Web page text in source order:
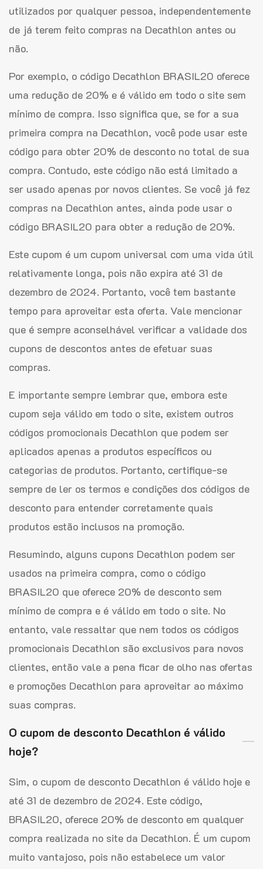
utilizados por qualquer pessoa, independentemente
de já terem feito compras na Decathlon antes ou
não.
Por exemplo, o código Decathlon BRASIL20 oferece
uma redução de 20% e é válido em todo o site sem
mínimo de compra. Isso significa que, se for a sua
primeira compra na Decathlon, você pode usar este
código para obter 20% de desconto no total de sua
compra. Contudo, este código não está limitado a
ser usado apenas por novos clientes. Se você já fez
compras na Decathlon antes, ainda pode usar o
código BRASIL20 para obter a redução de 20%.
Este cupom é um cupom universal com uma vida útil
relativamente longa, pois não expira até 31 de
dezembro de 2024. Portanto, você tem bastante
tempo para aproveitar esta oferta. Vale mencionar
que é sempre aconselhável verificar a validade dos
cupons de descontos antes de efetuar suas
compras.
E importante sempre lembrar que, embora este
cupom seja válido em todo o site, existem outros
códigos promocionais Decathlon que podem ser
aplicados apenas a produtos específicos ou
categorias de produtos. Portanto, certifique-se
sempre de ler os termos e condições dos códigos de
desconto para entender corretamente quais
produtos estão inclusos na promoção.
Resumindo, alguns cupons Decathlon podem ser
usados na primeira compra, como o código
BRASIL20 que oferece 20% de desconto sem
mínimo de compra e é válido em todo o site. No
entanto, vale ressaltar que nem todos os códigos
promocionais Decathlon são exclusivos para novos
clientes, então vale a pena ficar de olho nas ofertas
e promoções Decathlon para aproveitar ao máximo
suas compras.
O cupom de desconto Decathlon é válido
hoje?
Sim, o cupom de desconto Decathlon é válido hoje e
até 31 de dezembro de 2024. Este código,
BRASIL20, oferece 20% de desconto em qualquer
compra realizada no site da Decathlon. É um cupom
muito vantajoso, pois não estabelece um valor